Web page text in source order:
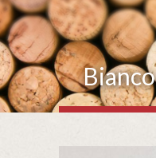
Bianco